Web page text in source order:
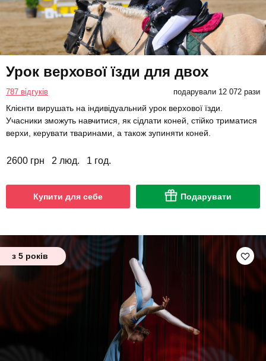
Урок верхової їзди для двох
787 відгуків подарували 12 072 рази
Клієнти вирушать на індивідуальний урок верхової їзди.
Учасники зможуть навчитися, як сідлати коней, стійко триматися
верхи, керувати тваринами, а також зупиняти коней.
2600 грн 2 люд. 1 год.
Купити для себе Подарувати
з 5 років